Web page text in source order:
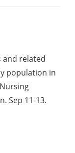
and related
population in
Sep 11-13.